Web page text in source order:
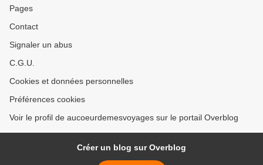
Pages
Contact
Signaler un abus
C.G.U.
Cookies et données personnelles
Préférences cookies
Voir le profil de aucoeurdemesvoyages sur le portail Overblog
Créer un blog sur Overblog